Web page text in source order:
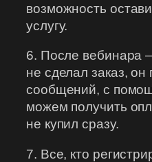
возможность
услугу.
6. После вебинара
не сделал заказ,
сообщений, с
можем получить
не купил сразу.
7. Все, кто